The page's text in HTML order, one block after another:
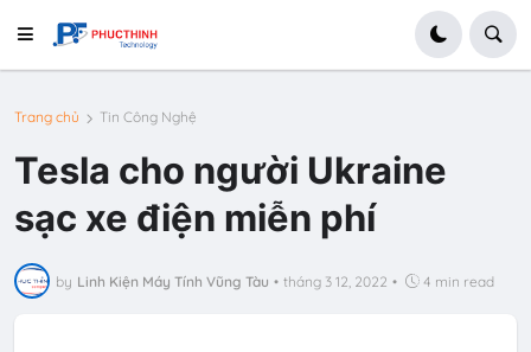
Trang chủ Tin Công Nghệ
Tesla cho người Ukraine
sạc xe điện miễn phí
by Linh Kiện Máy Tính Vũng Tàu • tháng 3 12, 2022 • 4 min read